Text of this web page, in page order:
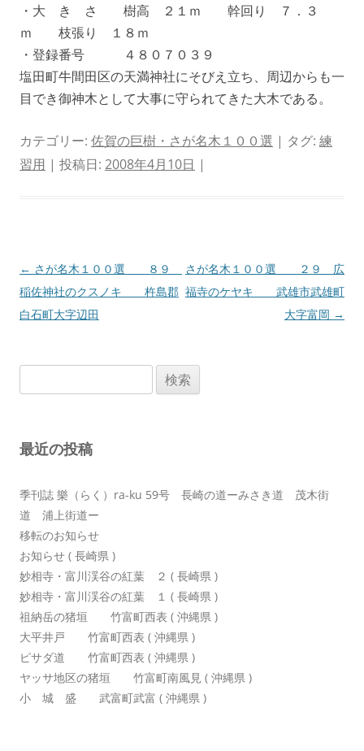
・大 き さ 樹高 ２１ｍ 幹回り ７．３
ｍ 枝張り １８ｍ
・登録番号 ４８０７０３９
塩田町牛間田区の天満神社にそびえ立ち、周辺からも一
目でき御神木として大事に守られてきた大木である。
カテゴリー: 佐賀の巨樹・さが名木１００選 | タグ: 練
習用 | 投稿日: 2008年4月10日 |
投
稿
ナ
ン
← さが名木１００選 ８９
稲佐神社のクスノキ 杵島郡
白石町大字辺田
さが名木１００選 ２９ 広
福寺のケヤキ 武雄市武雄町
大字富岡 →
索:
最近の投稿
季刊誌 樂（らく）ra-ku 59号 長崎の道ーみさき道 茂木街
道 浦上街道ー
移転のお知らせ
お知らせ ( 長崎県 )
妙相寺・富川渓谷の紅葉 ２ ( 長崎県 )
妙相寺・富川渓谷の紅葉 １ ( 長崎県 )
祖納岳の猪垣 竹富町西表 ( 沖縄県 )
大平井戸 竹富町西表 ( 沖縄県 )
ピサダ道 竹富町西表 ( 沖縄県 )
ヤッサ地区の猪垣 竹富町南風見 ( 沖縄県 )
小 城 盛 武富町武富 ( 沖縄県 )